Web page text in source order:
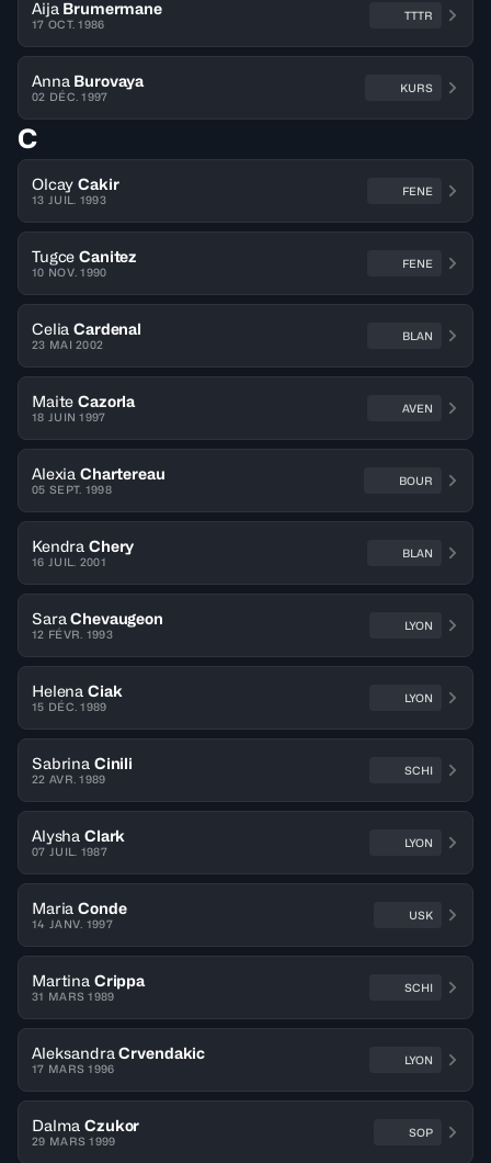
Aija Brumermane
17 OCT. 1986
TTTR
Anna Burovaya
02 DÉC. 1997
KURS
C
Olcay Cakir
13 JUIL. 1993
FENE
Tugce Canitez
10 NOV. 1990
FENE
Celia Cardenal
23 MAI 2002
BLAN
Maite Cazorla
18 JUIN 1997
AVEN
Alexia Chartereau
05 SEPT. 1998
BOUR
Kendra Chery
16 JUIL. 2001
BLAN
Sara Chevaugeon
12 FÉVR. 1993
LYON
Helena Ciak
15 DÉC. 1989
LYON
Sabrina Cinili
22 AVR. 1989
SCHI
Alysha Clark
07 JUIL. 1987
LYON
Maria Conde
14 JANV. 1997
USK
Martina Crippa
31 MARS 1989
SCHI
Aleksandra Crvendakic
17 MARS 1996
LYON
Dalma Czukor
29 MARS 1999
SOP